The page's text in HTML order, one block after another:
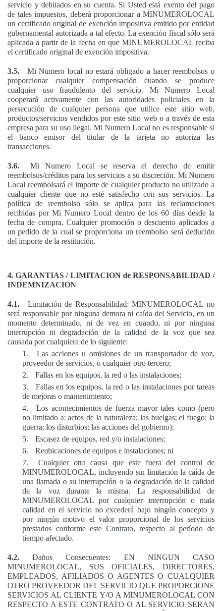
servicio y debitados en su cuenta. Si Usted está exento del pago
de tales impuestos, deberá proporcionar a MINUMEROLOCAL
un certificado original de exención impositiva emitido por entidad
gubernamental autorizada a tal efecto. La exención fiscal sólo será
aplicada a partir de la fecha en que MINUMEROLOCAL reciba
el certificado original de exención impositiva.
3.5.
Mi Numero local no estará obligado a hacer reembolsos o
proporcionar cualquier compensación cuando se produce
cualquier uso fraudulento del servicio. Mi Numero Local
cooperará activamente con las autoridades policiales en la
persecución de cualquier persona que utilice este sitio web,
productos/servicios vendidos por este sitio web o a través de esta
empresa para su uso ilegal. Mi Numero Local no es responsable si
el banco emisor del titular de la tarjeta no autoriza las
transacciones.
3.6.
Mi Numero Local se reserva el derecho de emitir
reembolsos/créditos para los servicios a su discreción. Mi Numero
Local reembolsará el importe de cualquier producto no utilizado a
cualquier cliente que no esté satisfecho con sus servicios. La
política de reembolso sólo se aplica para las reclamaciones
recibidas por Mi Numero Local dentro de los 60 días desde la
fecha de compra. Cualquier promoción o descuento aplicados a
un pedido de la cual se proporciona un reembolso será deducido
del importe de la restitución.
4. GARANTIAS / LIMITACION de RESPONSABILIDAD /
INDEMNIZACION
4.1.
Limitación de Responsabilidad: MINUMEROLOCAL no
será responsable por ninguna demora ni caída del Servicio, en un
momento determinado, ni de vez en cuando, ni por ninguna
interrupción ni degradación de la calidad de la voz que sea
causada por cualquiera de lo siguiente:
1.
Las acciones u omisiones de un transportador de voz,
proveedor de servicios, o cualquier otro tercero;
2.
Fallas en los equipos, la red o las instalaciones;
3.
Fallas en los equipos, la red o las instalaciones por tareas
de mejoras o mantenimiento;
4.
Los acontecimientos de fuerza mayor tales como (pero
no limitado a: actos de la naturaleza; las huelgas; el fuego; la
guerra; los disturbios; las acciones del gobierno);
5.
Escasez de equipos, red y/o instalaciones;
6.
Reubicaciones de equipos e instalaciones; ni
7.
Cualquier otra causa que este fuera del control de
MINUMEROLOCAL, incluyendo sin limitación la caída de
una llamada o su interrupción o la degradación de la calidad
de la voz durante la misma. La responsabilidad de
MINUMEROLOCAL por cualquier interrupción o mala
calidad en el servicio no excederá bajo ningún concepto y
por ningún motivo el valor proporcional de los servicios
prestados conforme este Contrato, respecto al período de
tiempo afectado.
4.2. Daños Consecuentes: EN NINGUN CASO
MINUMEROLOCAL, SUS OFICIALES, DIRECTORES,
EMPLEADOS, AFILIADOS O AGENTES O CUALQUIER
OTRO PROVEEDOR DEL SERVICIO QUE PROPORCIONE
SERVICIOS AL CLIENTE Y/O A MINUMEROLOCAL CON
RESPECTO A ESTE CONTRATO O AL SERVICIO SERAN